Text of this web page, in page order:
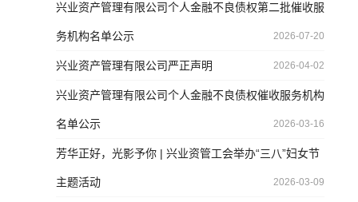
兴业资产管理有限公司个人金融不良债权第二批催收服
务机构名单公示 2026-07-20
兴业资产管理有限公司严正声明 2026-04-02
兴业资产管理有限公司个人金融不良债权催收服务机构
名单公示 2026-03-16
芳华正好，光影予你 | 兴业资管工会举办“三八”妇女节
主题活动 2026-03-09